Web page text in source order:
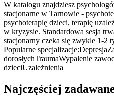
W katalogu znajdziesz
stacjonarne w Tarnowie -
psychoterapię dzieci, terapię
w kryzysie. Standardowa sesja
stacjonarny czeka się zwykle 1-2
Popularne specjalizacje:Depresja
dorosłychTraumaWypalenie
dzieciUzależnienia
Najczęściej